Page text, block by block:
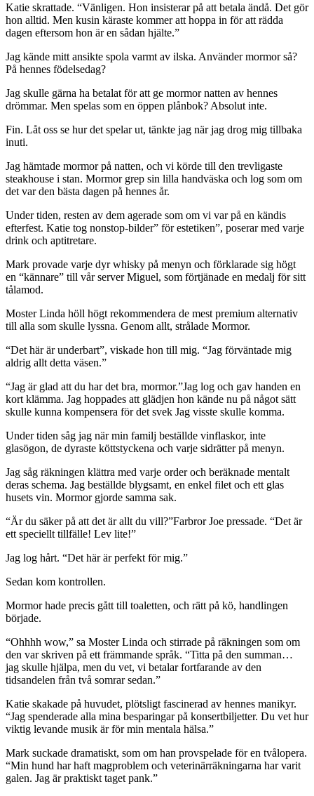
Katie skrattade. “Vänligen. Hon insisterar på att betala ändå. Det gör
hon alltid. Men kusin käraste kommer att hoppa in för att rädda
dagen eftersom hon är en sådan hjälte.”
Jag kände mitt ansikte spola varmt av ilska. Använder mormor så?
På hennes födelsedag?
Jag skulle gärna ha betalat för att ge mormor natten av hennes
drömmar. Men spelas som en öppen plånbok? Absolut inte.
Fin. Låt oss se hur det spelar ut, tänkte jag när jag drog mig tillbaka
inuti.
Jag hämtade mormor på natten, och vi körde till den trevligaste
steakhouse i stan. Mormor grep sin lilla handväska och log som om
det var den bästa dagen på hennes år.
Under tiden, resten av dem agerade som om vi var på en kändis
efterfest. Katie tog nonstop-bilder” för estetiken”, poserar med varje
drink och aptitretare.
Mark provade varje dyr whisky på menyn och förklarade sig högt
en “kännare” till vår server Miguel, som förtjänade en medalj för sitt
tålamod.
Moster Linda höll högt rekommendera de mest premium alternativ
till alla som skulle lyssna. Genom allt, strålade Mormor.
“Det här är underbart”, viskade hon till mig. “Jag förväntade mig
aldrig allt detta väsen.”
“Jag är glad att du har det bra, mormor.”Jag log och gav handen en
kort klämma. Jag hoppades att glädjen hon kände nu på något sätt
skulle kunna kompensera för det svek Jag visste skulle komma.
Under tiden såg jag när min familj beställde vinflaskor, inte
glasögon, de dyraste köttstyckena och varje sidrätter på menyn.
Jag såg räkningen klättra med varje order och beräknade mentalt
deras schema. Jag beställde blygsamt, en enkel filet och ett glas
husets vin. Mormor gjorde samma sak.
“Är du säker på att det är allt du vill?”Farbror Joe pressade. “Det är
ett speciellt tillfälle! Lev lite!”
Jag log hårt. “Det här är perfekt för mig.”
Sedan kom kontrollen.
Mormor hade precis gått till toaletten, och rätt på kö, handlingen
började.
“Ohhhh wow,” sa Moster Linda och stirrade på räkningen som om
den var skriven på ett främmande språk. “Titta på den summan…
jag skulle hjälpa, men du vet, vi betalar fortfarande av den
tidsandelen från två somrar sedan.”
Katie skakade på huvudet, plötsligt fascinerad av hennes manikyr.
“Jag spenderade alla mina besparingar på konsertbiljetter. Du vet hur
viktig levande musik är för min mentala hälsa.”
Mark suckade dramatiskt, som om han provspelade för en tvålopera.
“Min hund har haft magproblem och veterinärräkningarna har varit
galen. Jag är praktiskt taget pank.”